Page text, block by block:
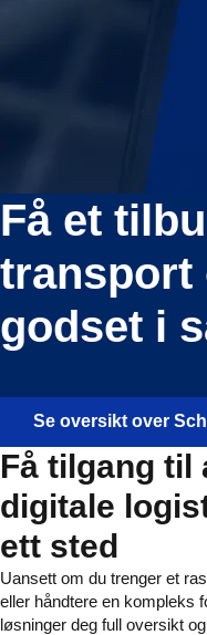
Få et
transport
godset i
Se oversikt over
Få tilgang til
digitale
ett sted
Uansett om du trenger et
eller håndtere en kompleks
løsninger deg full oversikt